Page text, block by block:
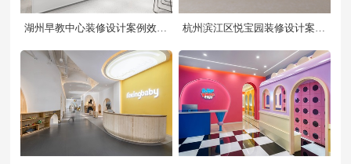
湖州早教中心装修设计案例效果
杭州滨江区悦宝园装修设计案例